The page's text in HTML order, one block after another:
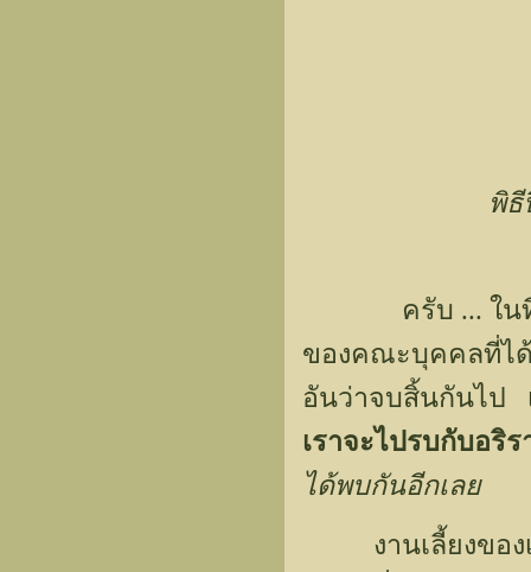
พิ
ครับ ... ในที่สุด
ของคณะบุคคลที่ได้
อันว่าจบสิ้นกันไป
เราจะไปรบกับอ
ได้พบกันอีกเลย
งานเลี้ยงของเ